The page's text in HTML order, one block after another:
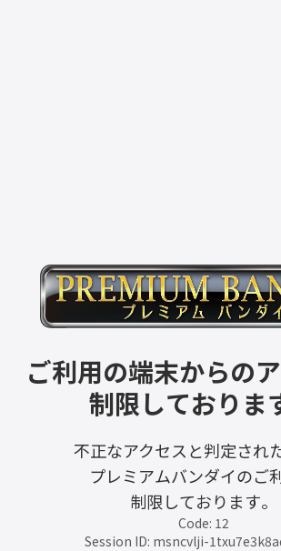
ご利用の端末からの
制限しておりま
不正なアクセスと判定され
プレミアムバンダイのご
制限しております。
Code: 12
Session ID: msncvlji-